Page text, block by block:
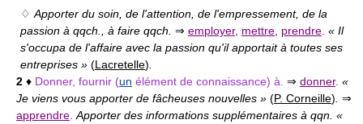
♢Apporter du soin, de l'attention, de l'empressement, de la
passion à qqch., à faire qqch. ⇒ employer, mettre, prendre. « Il
s'occupa de l'affaire avec la passion qu'il apportait à toutes ses
entreprises » (Lacretelle).
2 ♦ Donner, fournir (un élément de connaissance) à. ⇒ donner. «
Je viens vous apporter de fâcheuses nouvelles » (P. Corneille). ⇒
apprendre.Apporter des informations supplémentaires à qqn. «